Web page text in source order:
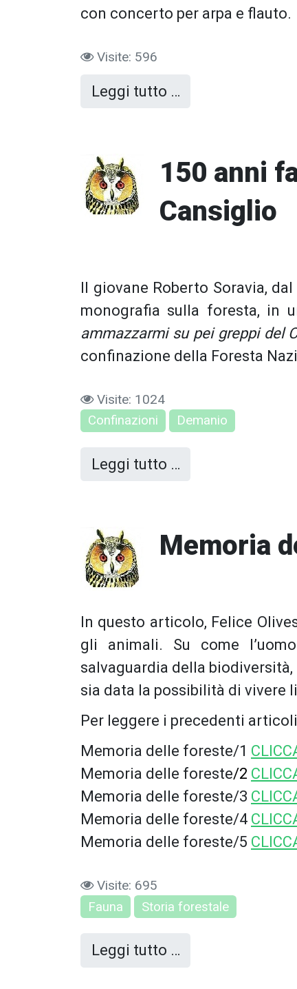
con concerto per arpa e flauto.
Visite: 596
Leggi tutto …
150 anni
Cansiglio
Il giovane Roberto Soravia,
monografia sulla foresta, in
ammazzarmi su pei greppi del
confinazione della Foresta
Visite: 1024
Confinazioni Demanio
Leggi tutto …
Memoria
In questo articolo, Felice
gli animali. Su come
salvaguardia della
sia data la possibilità di vivere
Per leggere i precedenti
Memoria delle foreste/1
Memoria delle foreste/2
Memoria delle foreste/3
Memoria delle foreste/4
Memoria delle foreste/5
Visite: 695
Fauna Storia forestale
Leggi tutto …